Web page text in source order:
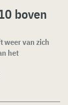
boven
weer van zich
het